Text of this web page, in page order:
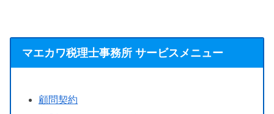
マエカワ税理士事務所 サービスメニュー
顧問契約